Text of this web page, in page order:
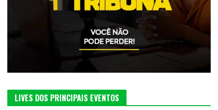
LIVES DOS PRINCIPAIS EVENTOS